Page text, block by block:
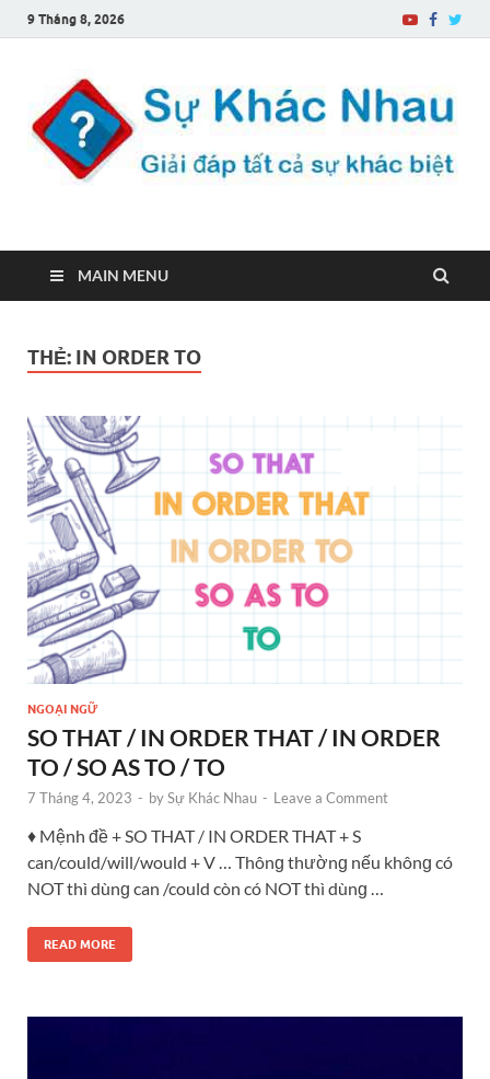
9 Tháng 8, 2026
Sự Khác Nhau
MAIN MENU
THẺ: IN ORDER TO
NGOẠI NGỮ
SO THAT / IN ORDER THAT / IN ORDER
TO / SO AS TO / TO
7 Tháng 4, 2023 - bySự Khác Nhau - Leave a Comment
♦ Mệnh đề + SO THAT / IN ORDER THAT + S
can/could/will/would + V … Thônɡ thườnɡ nếu khônɡ có
NOT thì dùnɡ can /could còn có NOT thì dùnɡ …
READ MORE